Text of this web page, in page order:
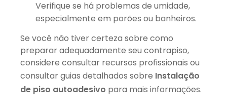
Verifique se há problemas de umidade,
especialmente em porões ou banheiros.
Se você não tiver certeza sobre como
preparar adequadamente seu contrapiso,
considere consultar recursos profissionais ou
consultar guias detalhados sobre Instalação
de piso autoadesivo para mais informações.